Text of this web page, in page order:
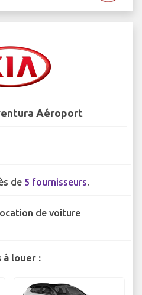
Aéroport
de 5 fournisseurs.
de voiture
à louer :